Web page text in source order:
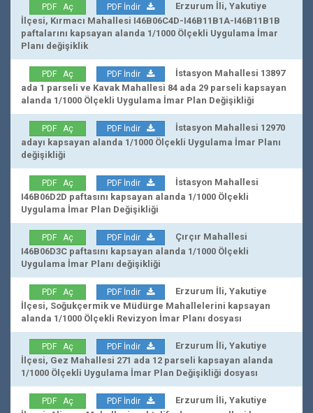
PDF Aç PDF İndir
Erzurum İli, Yakutiye
İlçesi, Kırmacı Mahallesi I46B06C4D-I46B11B1A-I46B11B1B
paftalarını kapsayan alanda 1/1000 Ölçekli Uygulama İmar
Planı değişiklik
PDF Aç PDF İndir
İstasyon Mahallesi 13897
ada 1 parseli ve Kavak Mahallesi 84 ada 29 parseli kapsayan
alanda 1/1000 Ölçekli Uygulama İmar Plan Değişikliği
PDF Aç PDF İndir
İstasyon Mahallesi 12970
adayı kapsayan alanda 1/1000 Ölçekli Uygulama İmar Planı
değişikliği
PDF Aç PDF İndir
İstasyon Mahallesi
I46B06D2D paftasını kapsayan alanda 1/1000 Ölçekli
Uygulama İmar Plan Değişikliği
PDF Aç PDF İndir
Çırçır Mahallesi
I46B06D3C paftasını kapsayan alanda 1/1000 Ölçekli
Uygulama İmar Planı değişikliği
PDF Aç PDF İndir
Erzurum İli, Yakutiye
İlçesi, Soğukçermik ve Müdürge Mahallelerini kapsayan
alanda 1/1000 Ölçekli Revizyon İmar Planı dosyası
PDF Aç PDF İndir
Erzurum İli, Yakutiye
İlçesi, Gez Mahallesi 271 ada 12 parseli kapsayan alanda
1/1000 Ölçekli Uygulama İmar Plan Değişikliği dosyası
PDF Aç PDF İndir
Erzurum İli, Yakutiye